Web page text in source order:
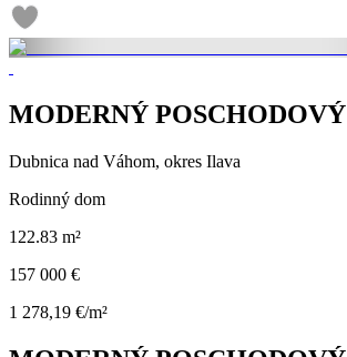
MODERNÝ
Dubnica nad Váhom, okres Ilava
Rodinný dom
122.83 m²
157 000 €
1 278,19 €/m²